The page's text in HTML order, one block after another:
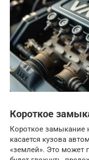
Короткое
Короткое замыкание
касается кузова
«землей». Это может